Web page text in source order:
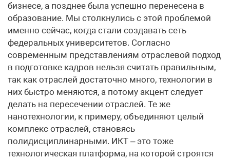
бизнесе, а позднее была успешно перенесена в
образование. Мы столкнулись с этой проблемой
именно сейчас, когда стали создавать сеть
федеральных университетов. Согласно
современным представлениям отраслевой подход
в подготовке кадров нельзя считать правильным,
так как отраслей достаточно много, технологии в
них быстро меняются, а потому акцент следует
делать на пересечении отраслей. Те же
нанотехнологии, к примеру, объединяют целый
комплекс отраслей, становясь
полидисциплинарными. ИКТ – это тоже
технологическая платформа, на которой строятся